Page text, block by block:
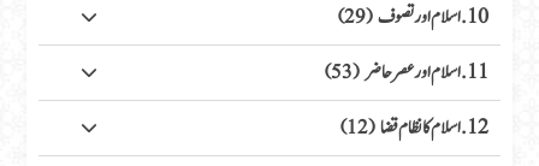
10. اسلام اور تصوف (29)
11. اسلام اور عصر حاضر (53)
12. اسلام کا نظام قضا (12)